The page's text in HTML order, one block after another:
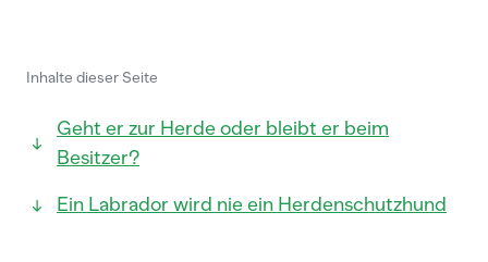
Inhalte dieser Seite
Geht er zur Herde oder bleibt er beim
Besitzer?
Ein Labrador wird nie ein Herdenschutzhund